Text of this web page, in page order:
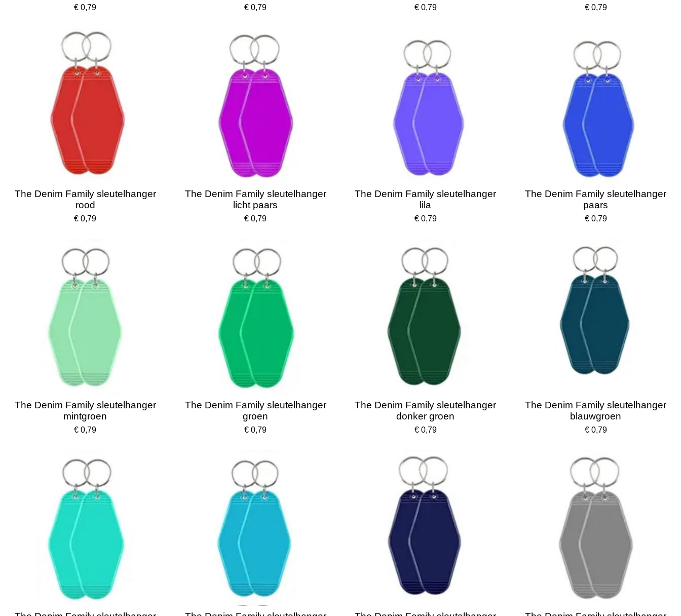
€ 0,79 € 0,79 € 0,79 € 0,79
The Denim Family sleutelhanger
rood
€ 0,79
The Denim Family sleutelhanger
licht paars
€ 0,79
The Denim Family sleutelhanger
lila
€ 0,79
The Denim Family sleutelhanger
paars
€ 0,79
The Denim Family sleutelhanger
mintgroen
€ 0,79
The Denim Family sleutelhanger
groen
€ 0,79
The Denim Family sleutelhanger
donker groen
€ 0,79
The Denim Family sleutelhanger
blauwgroen
€ 0,79